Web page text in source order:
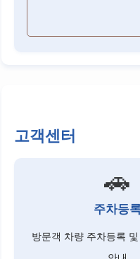
고객센터
🚗
주차등
방문객 차량 주차등록